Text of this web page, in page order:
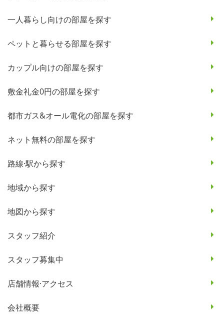
一人暮らし向けの部屋を探す
ペットと暮らせる部屋を探す
カップル向けの部屋を探す
敷金礼金0円の部屋を探す
都市ガス&オール電化の部屋を探す
ネット無料の部屋を探す
路線·駅から探す
地域から探す
地図から探す
スタッフ紹介
スタッフ募集中
店舗情報·アクセス
会社概要